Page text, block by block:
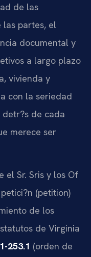
de las
las partes, el
documental y
a largo plazo
vivienda y
con la seriedad
de cada
merece ser
el Sr. Sris y los Of
(petition)
de los
de Virginia
253.1 (orden de